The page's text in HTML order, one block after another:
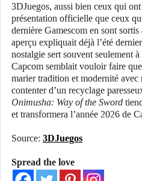
3DJuegos, aussi bien ceux qui
présentation officielle que ceux
dernière Gamescom en sont
aperçu expliquait déjà l’été
nostalgie sert souvent seulement
Capcom semblait vouloir faire
marier tradition et modernité avec
contenter d’un recyclage
Onimusha: Way of the Sword
et transformera l’année 2026 de
Source: 3DJuegos
Spread the love